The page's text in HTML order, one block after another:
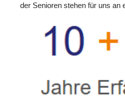
der Senioren stehen für uns an